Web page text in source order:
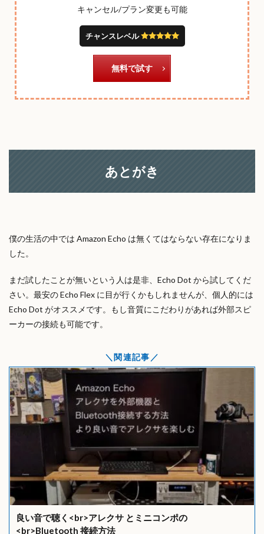
キャンセル/プラン変更も可能
チャンスレベル
無料で試す
あとがき
僕の生活の中では Amazon Echo は無くてはならない存在になりま
した。
まだ試したことが無いという人は是非、Echo Dot から試してくだ
さい。最安の Echo Flex に目が行くかもしれませんが、個人的には
Echo Dot がオススメです。もし音質にこだわりがあれば外部スピ
ーカーの接続も可能です。
関連記事
良い音で聴く<br>アレクサ とミニコンポの
<br>Bluetooth 接続方法